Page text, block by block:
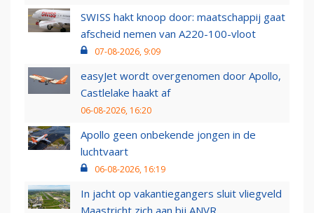
SWISS hakt knoop door: maatschappij gaat
afscheid nemen van A220-100-vloot
07-08-2026, 9:09
easyJet wordt overgenomen door Apollo,
Castlelake haakt af
06-08-2026, 16:20
Apollo geen onbekende jongen in de
luchtvaart
06-08-2026, 16:19
In jacht op vakantiegangers sluit vliegveld